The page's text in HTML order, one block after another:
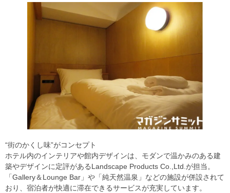
“街のかくし味”がコンセプト
ホテル内のインテリアや館内デザインは、モダンで温かみのある建
築やデザインに定評があるLandscape Products Co.,Ltd.が担当。
「Gallery＆Lounge Bar」や「純天然温泉」などの施設が併設されて
おり、宿泊者が快適に滞在できるサービスが充実しています。